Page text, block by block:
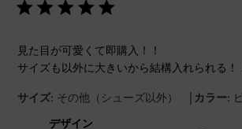
見た目が可愛くて即購入！！
サイズも以外に大きいから結構入れられる！
サイズ: その他（シューズ以外） | カラー:
デザイン